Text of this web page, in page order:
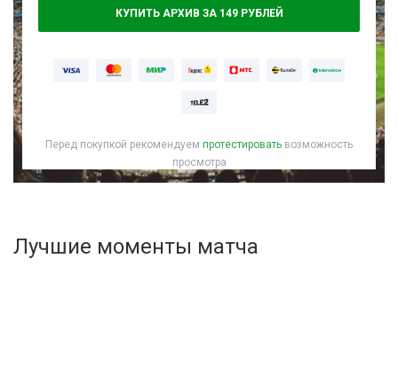
КУПИТЬ АРХИВ ЗА 149 РУБЛЕЙ
Перед покупкой рекомендуем протестировать возможность
просмотра
Лучшие моменты матча